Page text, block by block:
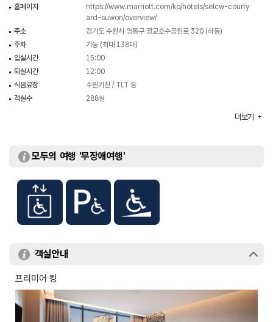
홈페이지
https://www.marriott.com/ko/hotels/selcw-courty
ard-suwon/overview/
주소
경기도 수원시 영통구 광교호수공원로 320 (하동)
주차
가능 (최대 138대)
입실시간
15:00
퇴실시간
12:00
식음료장
수원키친 / TLT 등
객실수
288실
프리미어 킹 / 프리미어 더블 / 디럭스 킹 / 프리미어 스위트 킹
더보기
모두의 여행 '무장애여행'
객실안내
프리미어 킹